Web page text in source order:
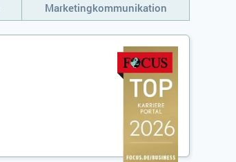
Marketingkommunikation